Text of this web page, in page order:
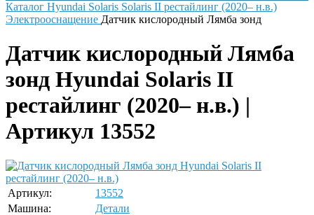
Каталог Hyundai Solaris Solaris II рестайлинг (2020– н.в.)
Электрооснащение Датчик кислородный Лямба зонд
Датчик кислородный Лямба
зонд Hyundai Solaris II
рестайлинг (2020– н.в.) |
Артикул 13552
Артикул:
13552
Машина:
Детали